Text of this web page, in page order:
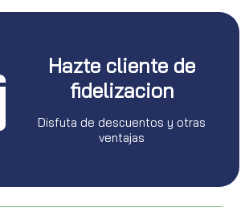
Hazte cliente de
fidelizacion
Disfuta de descuentos y otras
ventajas